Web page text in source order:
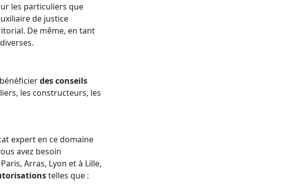
les particuliers que
de justice
De même, en tant
des conseils
les constructeurs, les
expert en ce domaine
avez besoin
Arras, Lyon et à Lille,
telles que :